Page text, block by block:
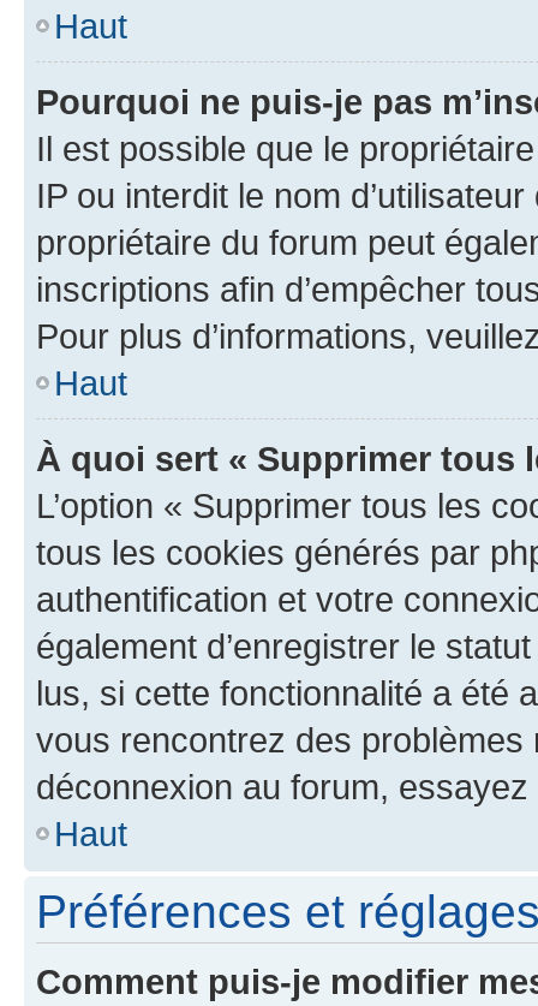
Haut
Pourquoi ne puis-je pas
Il est possible que le
IP ou interdit le nom
propriétaire du forum peut
inscriptions afin d’empêcher
Pour plus d’informations,
Haut
À quoi sert « Supprimer tous
L’option « Supprimer tous les
tous les cookies générés par
authentification et votre
également d’enregistrer le
lus, si cette fonctionnalité a été
vous rencontrez des
déconnexion au forum,
Haut
Préférences et
Comment puis-je modifier